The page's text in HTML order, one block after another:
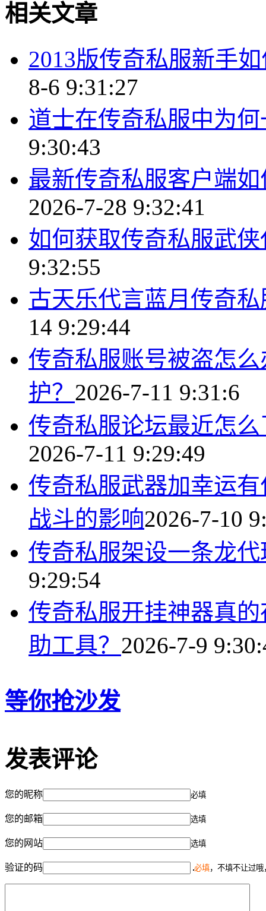
相关文章
2013版传奇私服新手
8-6 9:31:27
道士在传奇私服中为
9:30:43
最新传奇私服客户端
2026-7-28 9:32:41
如何获取传奇私服武
9:32:55
古天乐代言蓝月传奇
14 9:29:44
传奇私服账号被盗怎
护？ 2026-7-11 9:31:6
传奇私服论坛最近怎
2026-7-11 9:29:49
传奇私服武器加幸运
战斗的影响2026-7-10
传奇私服架设一条龙
9:29:54
传奇私服开挂神器真
助工具？ 2026-7-9
等你抢沙发
发表评论
您的昵称 必填
您的邮箱 选填
您的网站 选填
验证的码 必填，不填不让过